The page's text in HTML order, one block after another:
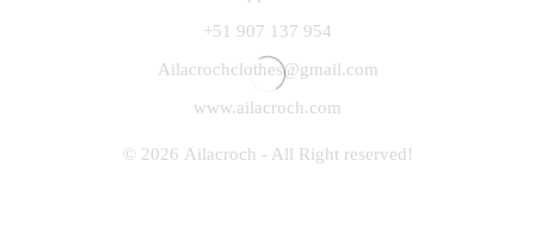
+51 907 137 954
Ailacrochclothes@gmail.com
www.ailacroch.com
© 2026 Ailacroch - All Right reserved!